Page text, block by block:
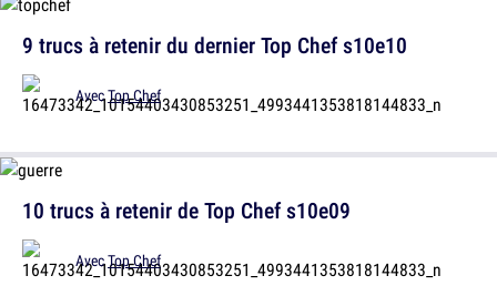
9 trucs à retenir du dernier Top Chef s10e10
AvecTop Chef
10 trucs à retenir de Top Chef s10e09
AvecTop Chef